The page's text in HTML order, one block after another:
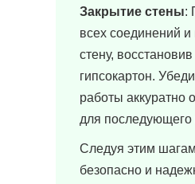
Закрытие стены:
всех соединений и
стену,
гипсокартон.
работы аккуратно
для последующего
Следуя этим
безопасно и